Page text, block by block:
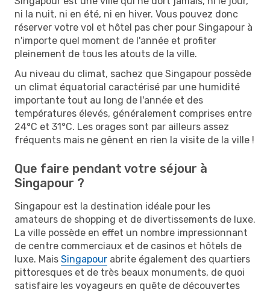
ni la nuit, ni en été, ni en hiver. Vous pouvez donc
réserver votre vol et hôtel pas cher pour Singapour à
n'importe quel moment de l'année et profiter
pleinement de tous les atouts de la ville.
Au niveau du climat, sachez que Singapour possède
un climat équatorial caractérisé par une humidité
importante tout au long de l'année et des
températures élevés, généralement comprises entre
24°C et 31°C. Les orages sont par ailleurs assez
fréquents mais ne gênent en rien la visite de la ville !
Que faire pendant votre séjour à
Singapour ?
Singapour est la destination idéale pour les
amateurs de shopping et de divertissements de luxe.
La ville possède en effet un nombre impressionnant
de centre commerciaux et de casinos et hôtels de
luxe. Mais Singapour abrite également des quartiers
pittoresques et de très beaux monuments, de quoi
satisfaire les voyageurs en quête de découvertes